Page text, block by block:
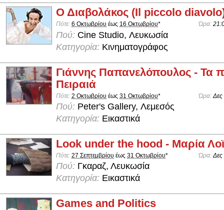
Ο Διαβολάκος (Il piccolo
Πότε: 6 Οκτωβρίου έως 16 Οκτωβρίου* Ώρα:
Πού: Cine Studio, Λευκωσία
Κατηγορία: Κινηματογράφος
Γιάννης Παπανελόπουλος - Τα
Πειραιά
Πότε: 2 Οκτωβρίου έως 31 Οκτωβρίου* Ώρα: Δες
Πού: Peter's Gallery, Λεμεσός
Κατηγορία: Εικαστικά
Look under the hood - Μαρία
Πότε: 27 Σεπτεμβρίου έως 31 Οκτωβρίου* Ώρα: Δες
Πού: Γκαραζ, Λευκωσία
Κατηγορία: Εικαστικά
Games and Politics